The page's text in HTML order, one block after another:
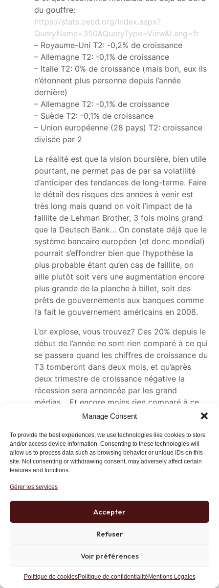
Manage Consent
To provide the best experiences, we use technologies like cookies to store
and/or access device information. Consenting to these technologies will
allow us to process data such as browsing behavior or unique IDs on this
site. Not consenting or withdrawing consent, may adversely affect certain
features and functions.
Gérer les services
Accepter
Refuser
Voir préférences
Politique de cookiesPolitique de confidentialité Mentions Légales
du gouffre:
https://stats.oecd.org/Index.aspx?
QueryName=350&QueryType=View&Lang=fr
– Royaume-Uni T2: -0,2% de croissance
– Allemagne T2: -0,1% de croissance
– Italie T2: 0% de croissance (mais bon, eux ils
n’étonnent plus personne depuis l’année
dernière)
– Allemagne T2: -0,1% de croissance
– Suède T2: -0,1% de croissance
– Union européenne (28 pays) T2: croissance
divisée par 2
La réalité est que la vision boursière, bien utile
pourtant, ne permet pas de par sa volatilité
d’anticiper des tendances de long-terme. Faire
le détail des risques des années à venir est
très long mais quand on voit l’impact de la
faillite de Lehman Brother, 3 fois moins grand
que la Deutsch Bank… On constate déjà que le
système bancaire européen (et donc mondial)
pourrait s’effondrer bien que l’hypothèse la
plus probable étant qu’en cas de faillite, on
aille plutôt soit vers une augmentation encore
plus grande de la planche à billet, soit des
prêts de gouvernements aux banques comme
l’a fait le gouvernement américains en 2008.
L’or explose, vous trouvez? Ces 20% depuis le
début de l’année ne sont rien comparé à ce qui
se passera quand les chiffres de croissance du
T3 tomberont dans deux mois, et qu’après
deux trimestre de croissance négative la
récession sera annoncée par les grand
médias… Et encore moins rien comparé à ce
qui ce passera probablement en cas de
allemands. Pour détourner la phrase d’un poilu
dans Bataille de la Marne: La crise de vingt
sera une rosée comparée au déluge que sera
la dépression de 2020 (si elle n’arrive pas au
T4 2019).
2011 apparaitront comme pathétique par
malins qui ont investis dans l’affreuse relique
Pour ceux qui veulent investir n’ayez crainte.
pignon sur rue et le cours est de seulement